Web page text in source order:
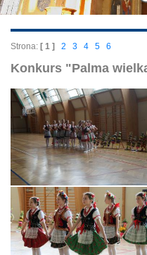
Strona: [ 1 ] 2 3 4 5 6
Konkurs "Palma